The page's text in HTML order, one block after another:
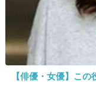
2014/05/07(水) 00:08:38
背が小さいのは嫌
【俳優・女優】こ